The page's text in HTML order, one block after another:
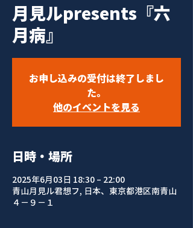
月見ルpresents『六
月病』
お申し込みの受付は終了しまし
た。
他のイベントを見る
日時・場所
2025年6月03日 18:30 – 22:00
青山月見ル君想フ, 日本、東京都港区南青山
４−９−１